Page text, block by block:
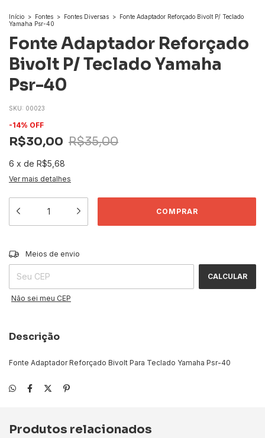
Início > Fontes > Fontes Diversas >
Fonte Adaptador Reforçado Bivolt P/ Teclado
Yamaha Psr-40
Fonte Adaptador Reforçado
Bivolt P/ Teclado Yamaha
Psr-40
SKU: 00023
-14% OFF
R$30,00 R$35,00
6 x de R$5,68
Ver mais detalhes
Entregas para o CEP:
Meios de envio
CALCULAR
Não sei meu CEP
Descrição
Fonte Adaptador Reforçado Bivolt Para Teclado Yamaha Psr-40
Produtos relacionados